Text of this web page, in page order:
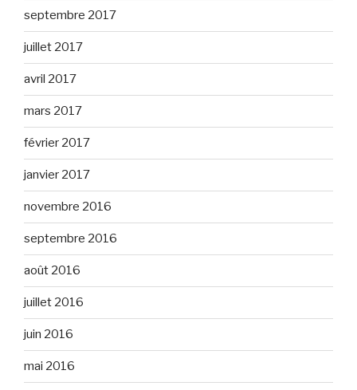
septembre 2017
juillet 2017
avril 2017
mars 2017
février 2017
janvier 2017
novembre 2016
septembre 2016
août 2016
juillet 2016
juin 2016
mai 2016